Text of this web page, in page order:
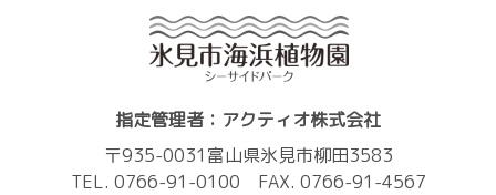
指定管理者：アクティオ株式会社
〒935-0031富山県氷見市柳田3583
TEL. 0766-91-0100 FAX. 0766-91-4567